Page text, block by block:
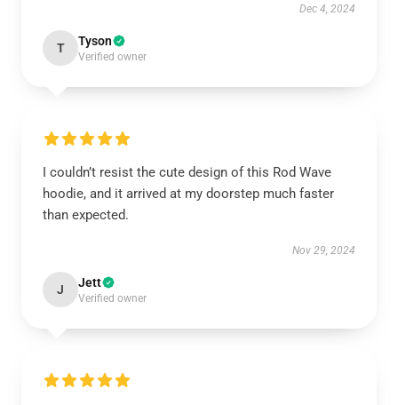
Dec 4, 2024
T Tyson
Verified owner
I couldn’t resist the cute design of this Rod Wave
hoodie, and it arrived at my doorstep much faster
than expected.
Nov 29, 2024
J Jett
Verified owner